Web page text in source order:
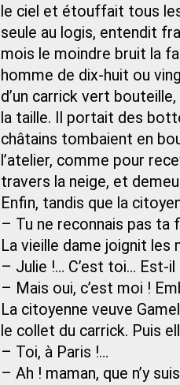
le ciel et étouffait tous
seule au logis, entendit
mois le moindre bruit la
homme de dix-huit ou
d’un carrick vert
la taille. Il portait des
châtains tombaient en
l’atelier, comme pour
travers la neige, et
Enfin, tandis que la
– Tu ne reconnais pas ta
La vieille dame joignit les
– Julie !… C’est toi… Est-
– Mais oui, c’est moi !
La citoyenne veuve
le collet du carrick. Puis
– Toi, à Paris !…
– Ah ! maman, que n’y